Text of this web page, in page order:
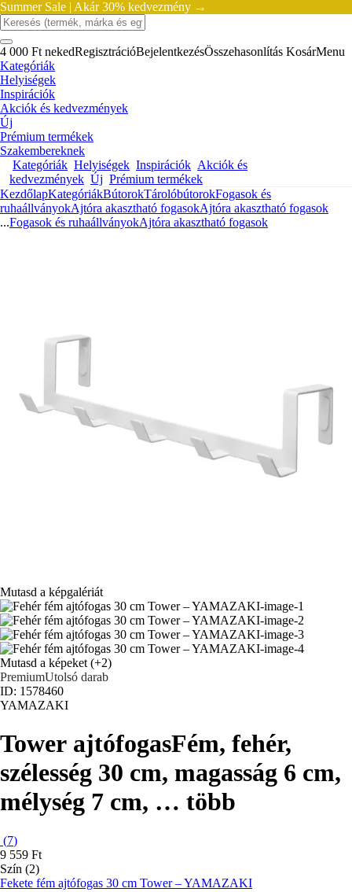
Summer Sale | Akár 30% kedvezmény →
4 000 Ft nekedRegisztrációBejelentkezésÖsszehasonlítás KosárMenu
Kategóriák
Helyiségek
Inspirációk
Akciók és kedvezmények
Új
Prémium termékek
Szakembereknek
Kategóriák Helyiségek Inspirációk Akciók és
kedvezmények Új Prémium termékek
KezdőlapKategóriákBútorokTárolóbútorokFogasok és
ruhaállványokAjtóra akasztható fogasokAjtóra akasztható fogasok
...Fogasok és ruhaállványokAjtóra akasztható fogasok
Mutasd a képgalériát
Mutasd a képeket (+2)
PremiumUtolsó darab
ID: 1578460
YAMAZAKI
Tower ajtófogasFém, fehér,
szélesség 30 cm, magasság 6 cm,
mélység 7 cm, … több
(7)
9 559 Ft
Szín (2)
Fekete fém ajtófogas 30 cm Tower – YAMAZAKI